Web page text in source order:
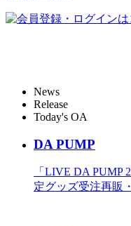
News
Release
Today's OA
DA PUMP
「LIVE DA PUMP
定グッズ受注再販